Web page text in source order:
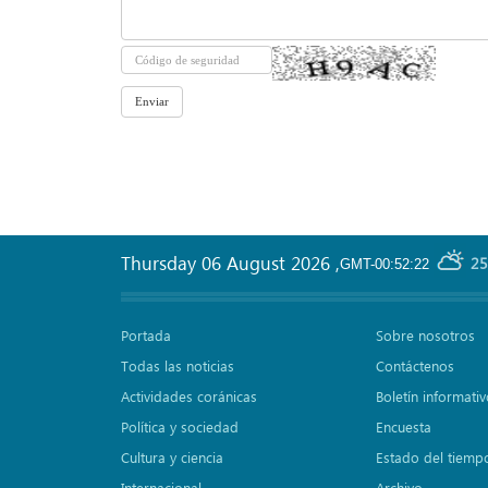
GMT-00:52:22
Thursday 06 August 2026 ,
Portada
Todas las noticias
Actividades coránicas
Política y sociedad
Cultura y ciencia
Sobre nosotros
Contáctenos
Boletín
Encuesta
Estado del